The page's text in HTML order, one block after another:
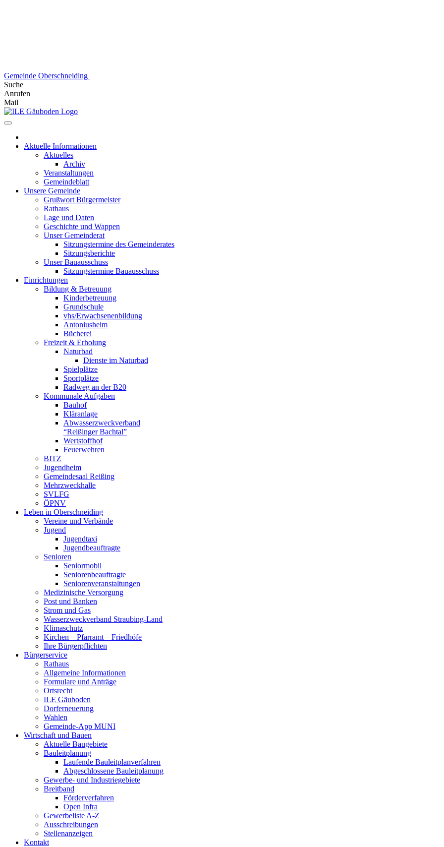
Gemeinde Oberschneiding
Suche
Anrufen
Mail
Aktuelle Informationen
Aktuelles
Archiv
Veranstaltungen
Gemeindeblatt
Unsere Gemeinde
Grußwort Bürgermeister
Rathaus
Lage und Daten
Geschichte und Wappen
Unser Gemeinderat
Sitzungstermine des Gemeinderates
Sitzungsberichte
Unser Bauausschuss
Sitzungstermine Bauausschuss
Einrichtungen
Bildung & Betreuung
Kinderbetreuung
Grundschule
vhs/Erwachsenenbildung
Antoniusheim
Bücherei
Freizeit & Erholung
Naturbad
Dienste im Naturbad
Spielplätze
Sportplätze
Radweg an der B20
Kommunale Aufgaben
Bauhof
Kläranlage
Abwasserzweckverband
“Reißinger Bachtal”
Wertstoffhof
Feuerwehren
BITZ
Jugendheim
Gemeindesaal Reißing
Mehrzweckhalle
SVLFG
ÖPNV
Leben in Oberschneiding
Vereine und Verbände
Jugend
Jugendtaxi
Jugendbeauftragte
Senioren
Seniormobil
Seniorenbeauftragte
Seniorenveranstaltungen
Medizinische Versorgung
Post und Banken
Strom und Gas
Wasserzweckverband Straubing-Land
Klimaschutz
Kirchen – Pfarramt – Friedhöfe
Ihre Bürgerpflichten
Bürgerservice
Rathaus
Allgemeine Informationen
Formulare und Anträge
Ortsrecht
ILE Gäuboden
Dorferneuerung
Wahlen
Gemeinde-App MUNI
Wirtschaft und Bauen
Aktuelle Baugebiete
Bauleitplanung
Laufende Bauleitplanverfahren
Abgeschlossene Bauleitplanung
Gewerbe- und Industriegebiete
Breitband
Förderverfahren
Open Infra
Gewerbeliste A-Z
Ausschreibungen
Stellenanzeigen
Kontakt